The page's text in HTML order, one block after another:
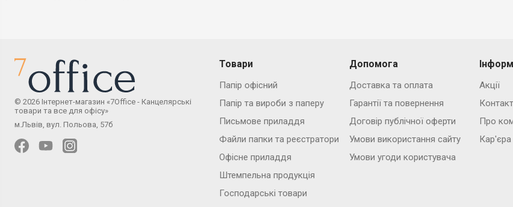
Товари
Папір офісний
Папір та вироби з паперу
Письмове приладдя
Файли папки та реєстратори
Офісне приладдя
Штемпельна продукція
Господарські товари
Допомога
Доставка та оплата
Гарантії та повернення
Договір публічної оферти
Умови використання сайту
Умови угоди користувача
Акції
Про
Кар'єра
© 2026 Інтернет-магазин «7Office - Канцелярські
товари та все для офісу»
м.Львів, вул. Польова, 57б